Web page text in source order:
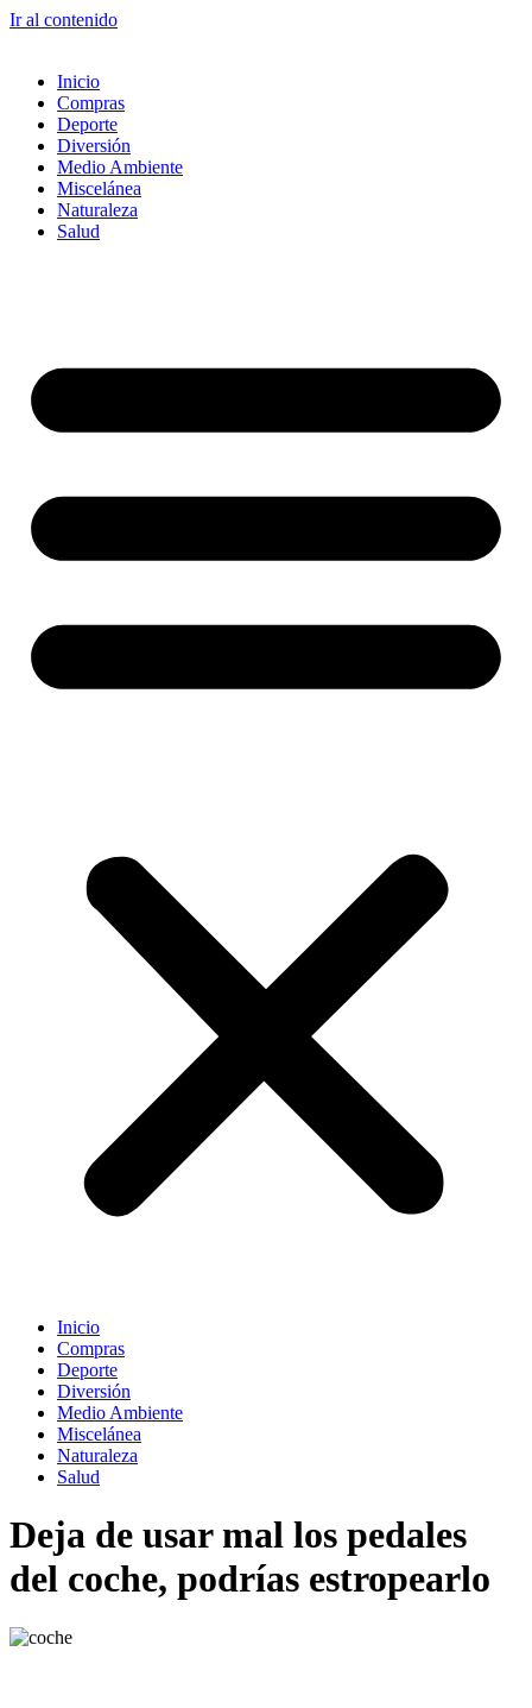
Ir al contenido
Inicio
Compras
Deporte
Diversión
Medio Ambiente
Miscelánea
Naturaleza
Salud
Inicio
Compras
Deporte
Diversión
Medio Ambiente
Miscelánea
Naturaleza
Salud
Deja de usar mal los pedales
del coche, podrías estropearlo